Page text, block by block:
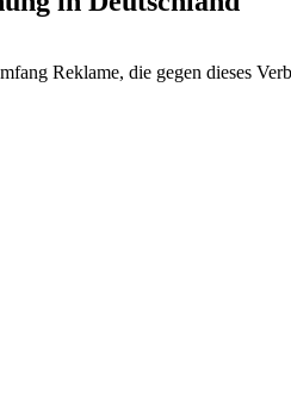
Reklame, die gegen dieses